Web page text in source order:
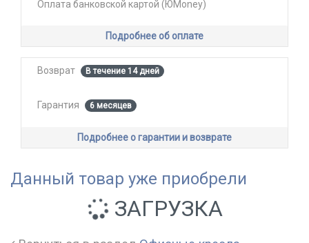
Оплата банковской картой (ЮMoney)
Подробнее об оплате
Возврат В течение 14 дней
Гарантия 6 месяцев
Подробнее о гарантии и возврате
Данный товар уже приобрели
ЗАГРУЗКА